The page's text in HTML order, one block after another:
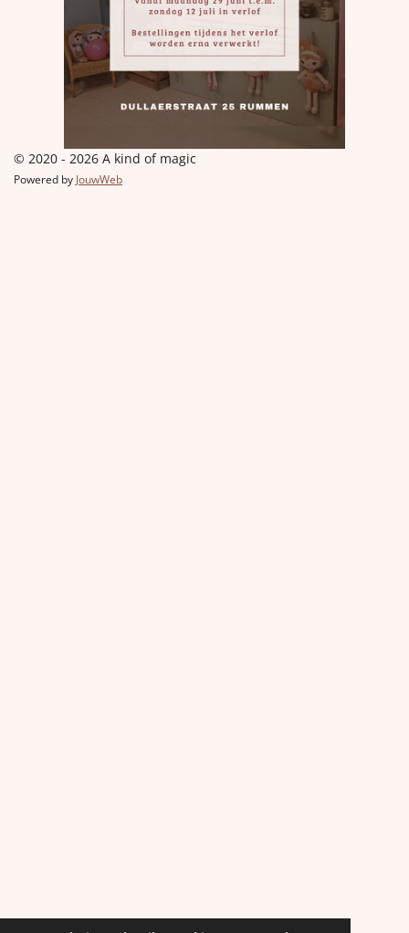
© 2020 - 2026 A kind of magic
Powered by JouwWeb